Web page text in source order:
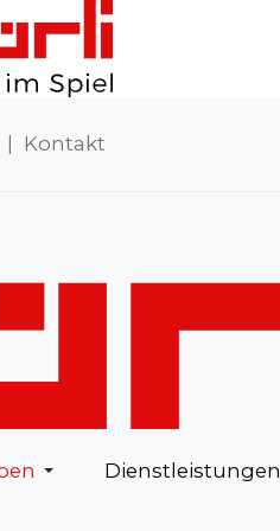
Kontakt
Dienstleistungen